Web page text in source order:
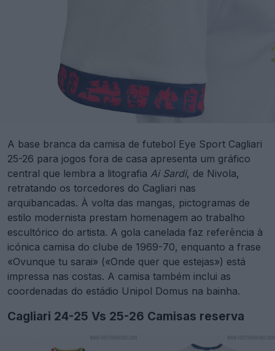
A base branca da camisa de futebol Eye Sport Cagliari
25-26 para jogos fora de casa apresenta um gráfico
central que lembra a litografia Ai Sardi, de Nivola,
retratando os torcedores do Cagliari nas
arquibancadas. À volta das mangas, pictogramas de
estilo modernista prestam homenagem ao trabalho
escultórico do artista. A gola canelada faz referência à
icónica camisa do clube de 1969-70, enquanto a frase
«Ovunque tu sarai» («Onde quer que estejas») está
impressa nas costas. A camisa também inclui as
coordenadas do estádio Unipol Domus na bainha.
Cagliari 24-25 Vs 25-26 Camisas reserva